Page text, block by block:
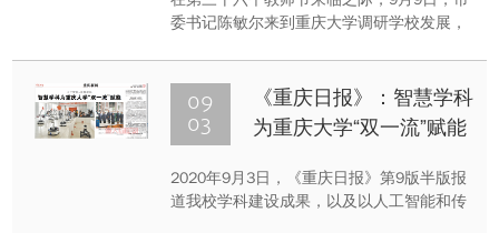
委书记陈敏尔来到重庆大学调研学校发展，
更好地服务经济社会发展。同时他代表市
委、市政府向全市广大教师和教育工作者致
以节日的祝贺和诚挚的慰问。
09
03
《重庆日报》：智慧学科
为重庆大学“双一流”赋能
2020年9月3日，《重庆日报》第9版半版报
道我校学科建设成果，以及以人工智能和传